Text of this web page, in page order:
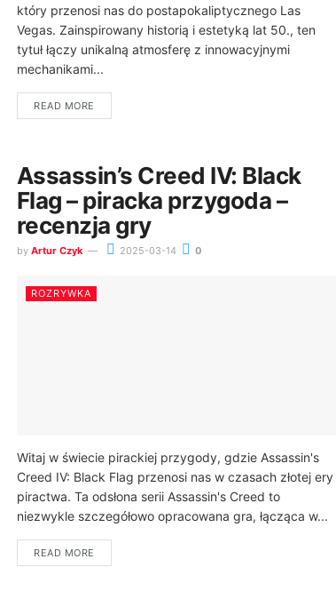
który przenosi nas do postapokaliptycznego Las
Vegas. Zainspirowany historią i estetyką lat 50., ten
tytuł łączy unikalną atmosferę z innowacyjnymi
mechanikami...
READ MORE
Assassin’s Creed IV: Black
Flag – piracka przygoda –
recenzja gry
by Artur Czyk 2025-03-14 0
ROZRYWKA
Witaj w świecie pirackiej przygody, gdzie Assassin's
Creed IV: Black Flag przenosi nas w czasach złotej ery
piractwa. Ta odsłona serii Assassin's Creed to
niezwykle szczegółowo opracowana gra, łącząca w...
READ MORE